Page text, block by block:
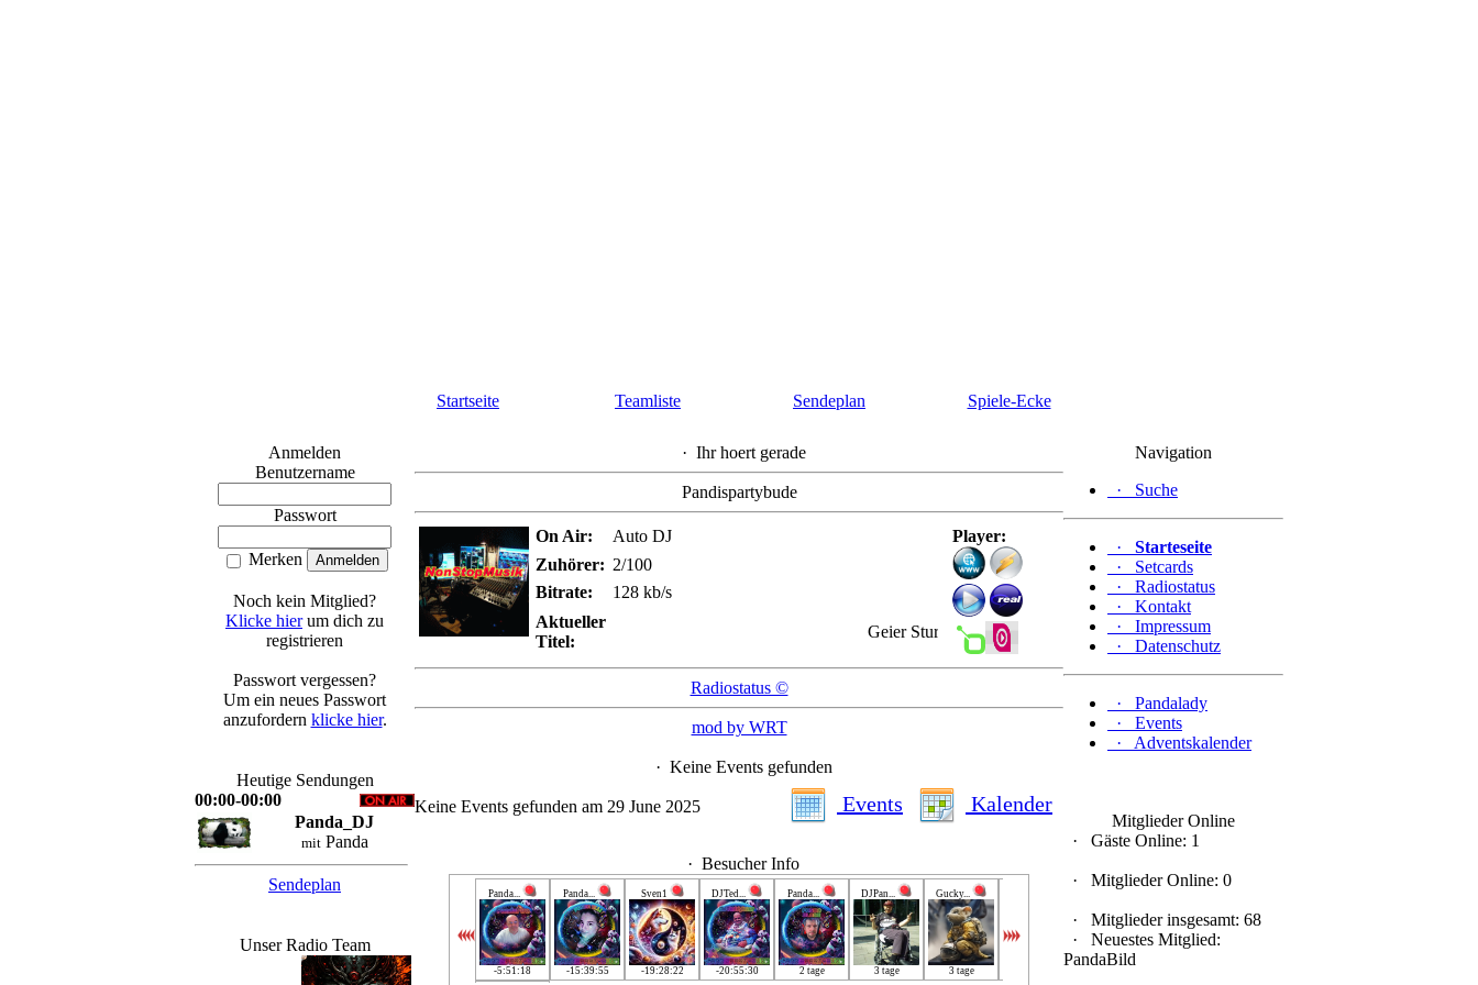
Startseite Teamliste Sendeplan Spiele-Ecke
Anmelden
Benutzername
Passwort
Merken
Noch kein Mitglied?
Klicke hierum dich zu
registrieren
Passwort vergessen?
Um ein neues Passwort
anzufordern klicke hier.
Heutige Sendungen
00:00-00:00
Panda_DJ
mitPanda
Sendeplan
Unser Radio Team
· Ihr hoert gerade
Pandispartybude
On Air: Auto DJ
Player:
Zuhörer: 2/100
Bitrate:
128 kb/s
Aktueller
Titel:
Geier Sturzflug - Die Pure Lust am Leben 2000
Radiostatus ©
mod by WRT
· Keine Events gefunden
Events Kalender
Keine Events gefunden am 29 June 2025
· Besucher Info
Panda...
-5:51:18
Panda...
-15:39:55
Sven1
-19:28:22
DJTed...
-20:55:30
Panda...
2 tage
DJPan...
3 tage
Gucky...
3 tage
Navigation
·
Suche
·
Starteseite
·
Setcards
·
Radiostatus
·
Kontakt
·
Impressum
·
Datenschutz
·
Pandalady
·
Events
·
Adventskalender
Mitglieder Online
·
Gäste Online: 1
· Mitglieder Online: 0
·
Mitglieder insgesamt: 68
·
Neuestes Mitglied:
PandaBild